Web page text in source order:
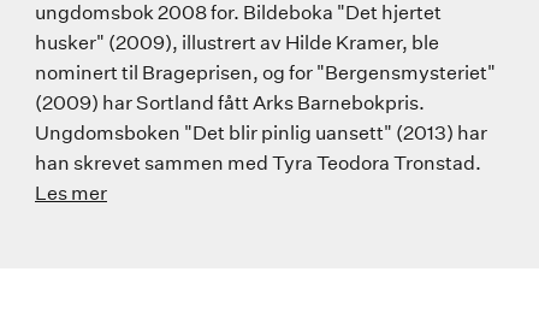
ungdomsbok 2008 for. Bildeboka "Det hjertet
husker" (2009), illustrert av Hilde Kramer, ble
nominert til Brageprisen, og for "Bergensmysteriet"
(2009) har Sortland fått Arks Barnebokpris.
Ungdomsboken "Det blir pinlig uansett" (2013) har
han skrevet sammen med Tyra Teodora Tronstad.
Les mer